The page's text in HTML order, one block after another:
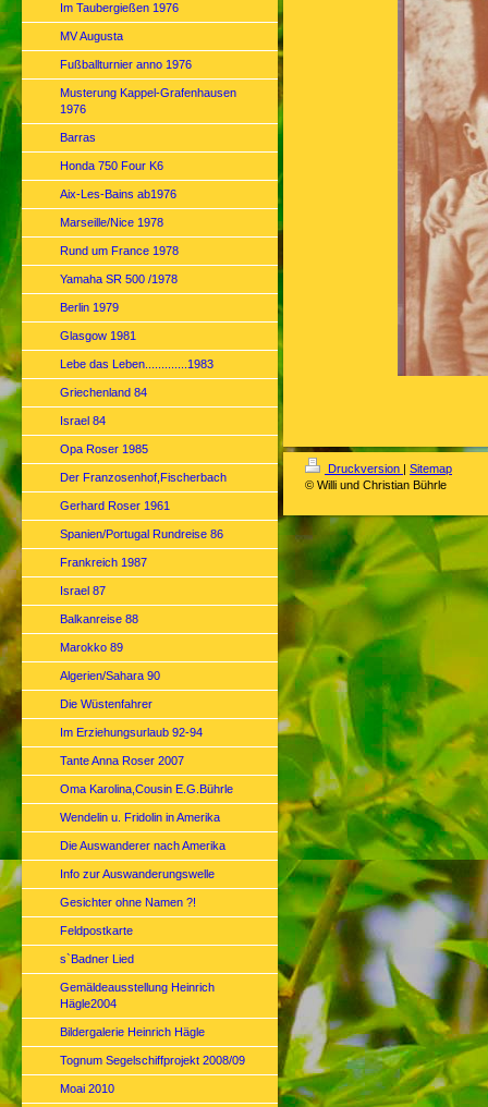
Im Taubergießen 1976
MV Augusta
Fußballturnier anno 1976
Musterung Kappel-Grafenhausen
1976
Barras
Honda 750 Four K6
Aix-Les-Bains ab1976
Marseille/Nice 1978
Rund um France 1978
Yamaha SR 500 /1978
Berlin 1979
Glasgow 1981
Lebe das Leben.............1983
Griechenland 84
Israel 84
Opa Roser 1985
Der Franzosenhof,Fischerbach
Gerhard Roser 1961
Spanien/Portugal Rundreise 86
Frankreich 1987
Israel 87
Balkanreise 88
Marokko 89
Algerien/Sahara 90
Die Wüstenfahrer
Im Erziehungsurlaub 92-94
Tante Anna Roser 2007
Oma Karolina,Cousin E.G.Bührle
Wendelin u. Fridolin in Amerika
Die Auswanderer nach Amerika
Info zur Auswanderungswelle
Gesichter ohne Namen ?!
Feldpostkarte
s`Badner Lied
Gemäldeausstellung Heinrich
Hägle2004
Bildergalerie Heinrich Hägle
Tognum Segelschiffprojekt 2008/09
Moai 2010
Druckversion | Sitemap
© Willi und Christian Bührle